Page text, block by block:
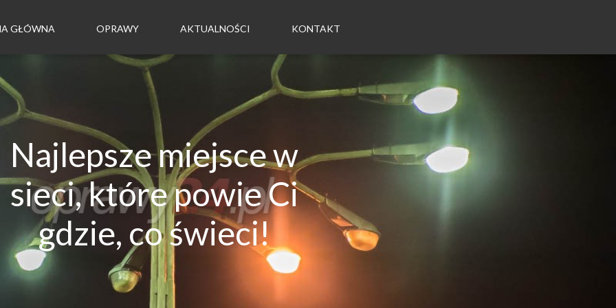
GŁÓWNA OPRAWY AKTUALNOŚCI KONTAKT
Najlepsze miejsce w
sieci, które powie Ci
gdzie, co świeci!